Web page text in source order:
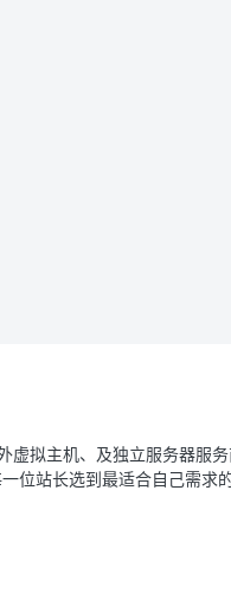
虚拟主机、及独立服务器服
位站长选到最适合自己需求